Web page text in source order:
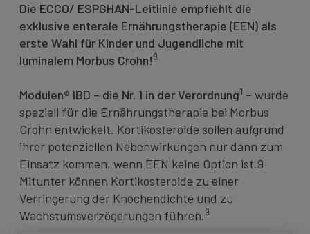
Die ECCO/ ESPGHAN-Leitlinie empfiehlt die
exklusive enterale Ernährungstherapie (EEN) als
erste Wahl für Kinder und Jugendliche mit
luminalem Morbus Crohn!9
Modulen® IBD – die Nr. 1 in der Verordnung1 – wurde
speziell für die Ernährungstherapie bei Morbus
Crohn entwickelt. Kortikosteroide sollen aufgrund
ihrer potenziellen Nebenwirkungen nur dann zum
Einsatz kommen, wenn EEN keine Option ist.9
Mitunter können Kortikosteroide zu einer
Verringerung der Knochendichte und zu
Wachstumsverzögerungen führen.9